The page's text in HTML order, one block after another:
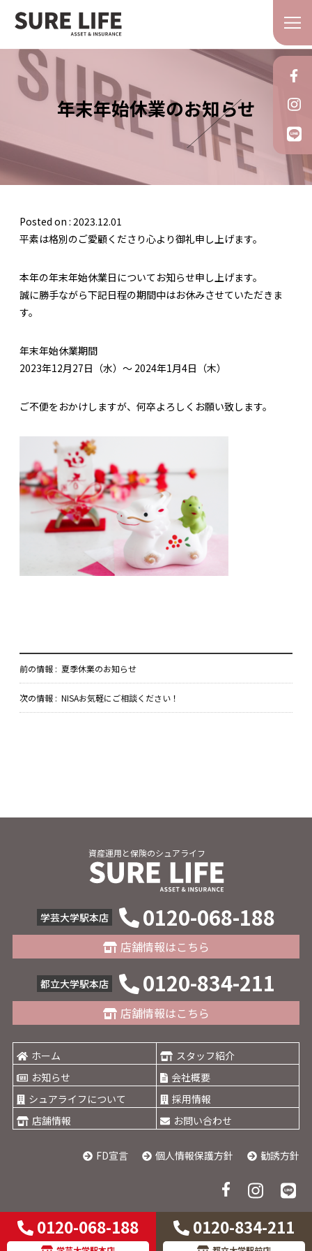
年末年始休業のお知らせ
Posted on : 2023.12.01
平素は格別のご愛顧くださり心より御礼申し上げます。
本年の年末年始休業日についてお知らせ申し上げます。
誠に勝手ながら下記日程の期間中はお休みさせていただきま
す。
年末年始休業期間
2023年12月27日（水）～ 2024年1月4日（木）
ご不便をおかけしますが、何卒よろしくお願い致します。
前の情報 : 夏季休業のお知らせ
次の情報 : NISAお気軽にご相談ください！
資産運用と保険のシュアライフ
学芸大学駅本店 0120-068-188
店舗情報はこちら
都立大学駅本店 0120-834-211
店舗情報はこちら
ホーム
お知らせ
シュアライフについて
店舗情報
スタッフ紹介
会社概要
採用情報
お問い合わせ
FD宣言 個人情報保護方針 勧誘方針
Copyright© 2021. SURE LIFE Co. Ltd. All Rights Reserved.
0120-068-188 0120-834-211